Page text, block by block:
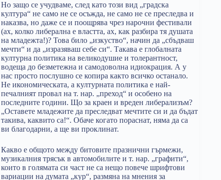
Но защо се учудваме, след като този вид „градска
култура“ не само не се осъжда, не само не се преследва и
наказва, но даже се и поощрява чрез нарочни фестивали
(ах, колко либерална е властта, ах, как разбира тя душата
на младежта!)? Това било „изкуство“, начин да „сбъдваш
мечти“ и да „изразяваш себе си“. Такава е глобалната
културна политика на великодушие и толерантност,
водеща до безметежна и самодоволна идиокрация. А у
нас просто послушно се копира както всичко останало.
Не икономическата, а културната политика е най-
печалният провал на т. нар. „преход“ и особено на
последните години. Що за краен и вреден либерализъм?
„Оставете младежите да преследват мечтите си и да бъдат
такива, каквито са!“. Обаче когато пораснат, няма да са
ви благодарни, а ще ви проклинат.
Какво е общото между битовите празнични гърмежи,
музикалния трясък в автомобилите и т. нар. „графити“,
които в голямата си част не са нещо повече шрифтови
вариации на думата „кур“, размяна на мнения за